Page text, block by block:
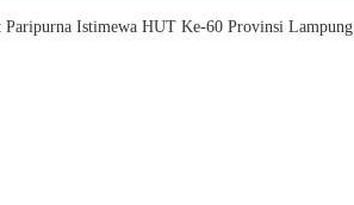
Paripurna Istimewa HUT Ke-60 Provinsi Lampung